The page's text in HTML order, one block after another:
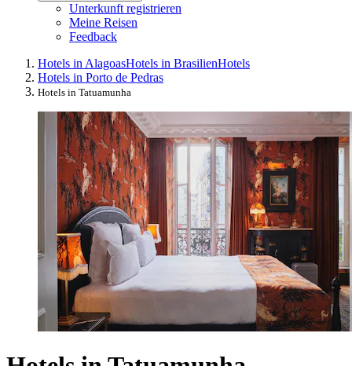
Unterkunft registrieren
Meine Reisen
Feedback
Hotels in AlagoasHotels in BrasilienHotels
Hotels in Porto de Pedras
Hotels in Tatuamunha